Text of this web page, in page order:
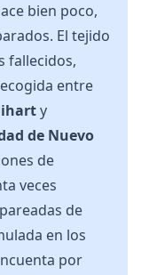
bien poco,
El tejido
fallecidos,
entre
y
de Nuevo
de
veces
de
en los
por